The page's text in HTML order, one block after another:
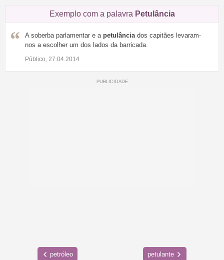
Exemplo com a palavra Petulância
A soberba parlamentar e a petulânciados capitães levaram-
nos a escolher um dos lados da barricada.
Público, 27.04.2014
petróleo petulante